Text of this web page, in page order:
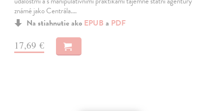
známé jako Centrála.…
Na stiahnutie ako EPUB a PDF
17,69 €